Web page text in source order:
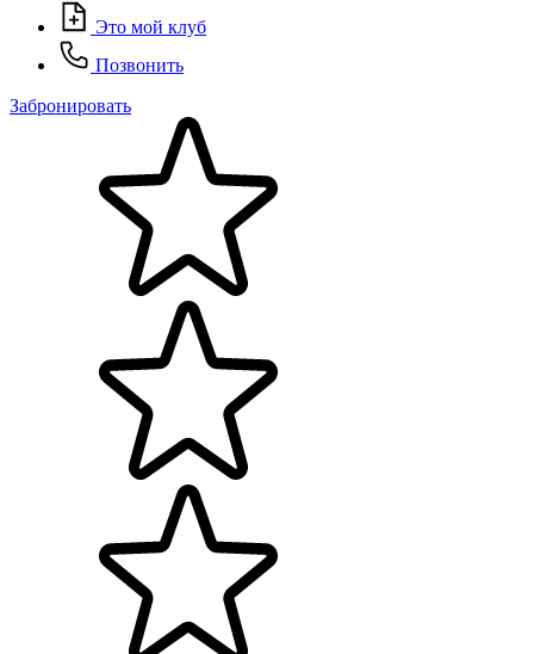
Это мой клуб
Позвонить
Забронировать